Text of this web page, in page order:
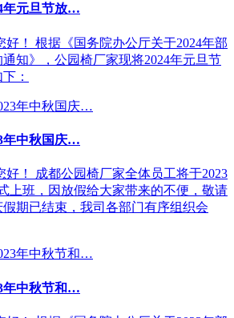
年元旦节放…
好！ 根据《国务院办公厅关于2024年部
知》，公园椅厂家现将2024年元旦节
：
年中秋国庆…
好！ 成都公园椅厂家全体员工将于2023
上班，因放假给大家带来的不便，敬请
期已结束，我司各部门有序组织会
年中秋节和…